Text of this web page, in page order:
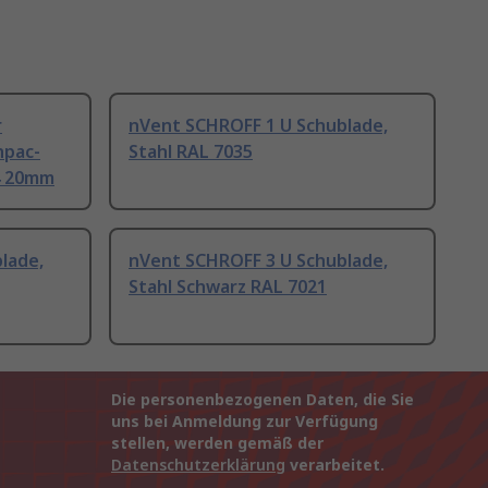
nVent SCHROFF 1 U Schublade,
Stahl RAL 7035
nVent SCHROFF 3 U Schublade,
Stahl Schwarz RAL 7021
Die personenbezogenen Daten, die Sie
uns bei Anmeldung zur Verfügung
stellen, werden gemäß der
Datenschutzerklärung verarbeitet.